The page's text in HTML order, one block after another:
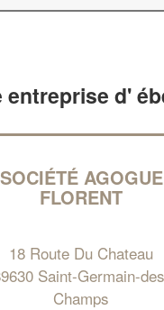
entreprise d'
SOCIÉTÉ AGOGUE
FLORENT
18 Route Du Chateau
Saint-Germain-
Champs